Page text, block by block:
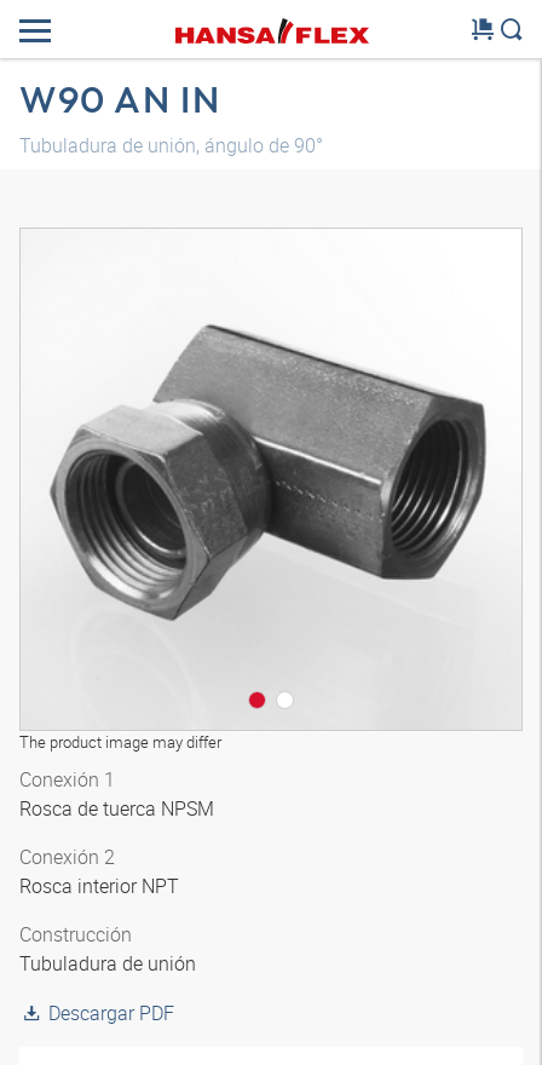
W90 AN IN
Tubuladura de unión, ángulo de 90°
The product image may differ
Conexión 1
Rosca de tuerca NPSM
Conexión 2
Rosca interior NPT
Construcción
Tubuladura de unión
Descargar PDF